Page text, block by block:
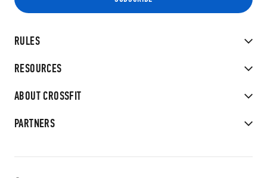
RULES
RESOURCES
ABOUT CROSSFIT
PARTNERS